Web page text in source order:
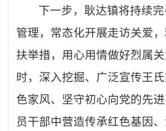
下一步，耿达镇将持续
管理，常态化开展走访关爱
扶举措，用心用情做好烈属
时，深入挖掘、广泛宣传王
色家风、坚守初心向党的先
员干部中营造传承红色基因、